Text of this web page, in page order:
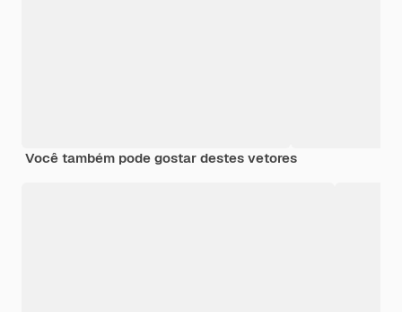
Você também pode gostar destes vetores